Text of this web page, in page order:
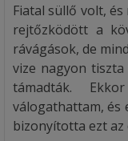
Fiatal süllő volt,
rejtőzködött a
rávágások, de
vize nagyon
támadták.
válogathattam, és
bizonyította ezt az